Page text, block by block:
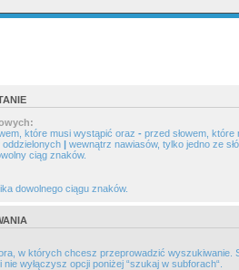
które musi wystąpić oraz - przed słowem,
oddzielonych | wewnątrz nawiasów, tylko jedno ze
ciąg znaków.
dowolnego ciągu znaków.
w których chcesz przeprowadzić wyszukiwanie.
wyłączysz opcji poniżej “szukaj w subforach“.